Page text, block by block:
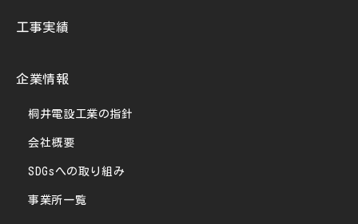
工事実績
企業情報
桐井電設工業の指針
会社概要
SDGsへの取り組み
事業所一覧